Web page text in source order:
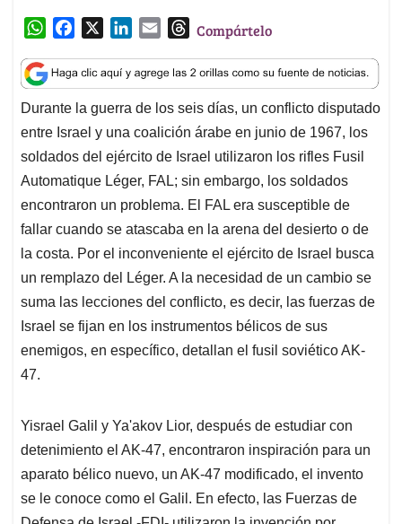
W
a
t
s
A
p
p
c
e
b
o
o
k
n
k
e
d
I
n
a
i
l
T
r
e
a
d
s
Compártelo
Durante la guerra de los seis días, un conflicto disputado
entre Israel y una coalición árabe en junio de 1967, los
soldados del ejército de Israel utilizaron los rifles Fusil
Automatique Léger, FAL; sin embargo, los soldados
encontraron un problema. El FAL era susceptible de
fallar cuando se atascaba en la arena del desierto o de
la costa. Por el inconveniente el ejército de Israel busca
un remplazo del Léger. A la necesidad de un cambio se
suma las lecciones del conflicto, es decir, las fuerzas de
Israel se fijan en los instrumentos bélicos de sus
enemigos, en específico, detallan el fusil soviético AK-
47.
Yisrael Galil y Ya'akov Lior, después de estudiar con
detenimiento el AK-47, encontraron inspiración para un
aparato bélico nuevo, un AK-47 modificado, el invento
se le conoce como el Galil. En efecto, las Fuerzas de